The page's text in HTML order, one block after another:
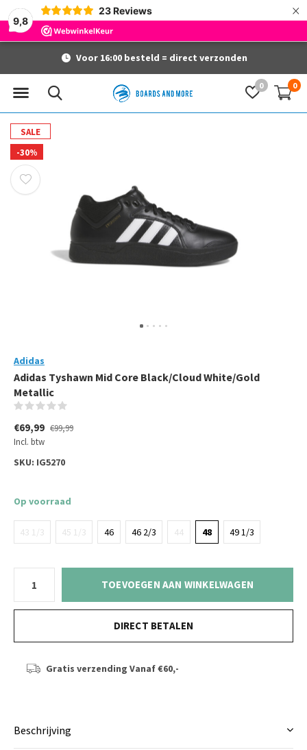
9,8
23 Reviews ×
0 0
Voor 16:00 besteld = direct verzonden
SALE
-30%
Adidas
Adidas Tyshawn Mid Core Black/Cloud White/Gold
Metallic
€69,99 €99,99
Incl. btw
SKU: IG5270
Op voorraad
43 1/3 45 1/3 46 46 2/3 44 48 49 1/3
TOEVOEGEN AAN WINKELWAGEN
DIRECT BETALEN
Gratis verzending Vanaf €60,-
Beschrijving